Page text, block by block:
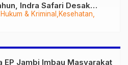
Hukum & Kriminal
Kesehatan
Indra Safari Desak
EP Jambi Imbau Masyarakat